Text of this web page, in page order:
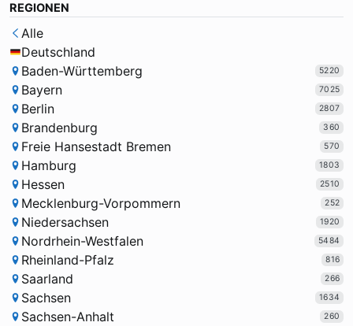
REGIONEN
Alle
Deutschland
Baden-Württemberg
5220
Bayern 7025
Berlin 2807
Brandenburg 360
Freie Hansestadt Bremen 570
Hamburg 1803
Hessen 2510
Mecklenburg-Vorpommern 252
Niedersachsen 1920
Nordrhein-Westfalen 5484
Rheinland-Pfalz 816
Saarland 266
Sachsen 1634
Sachsen-Anhalt 260